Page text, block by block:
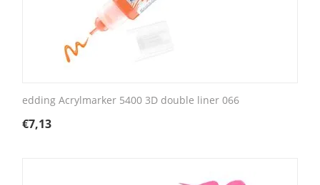
edding Acrylmarker 5400 3D double liner 066
€7,13